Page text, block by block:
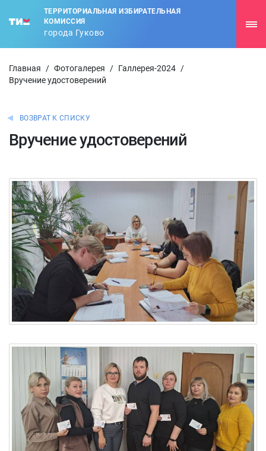
ТЕРРИТОРИАЛЬНАЯ ИЗБИРАТЕЛЬНАЯ
КОМИССИЯ
города Гуково
Главная / Фотогалерея / Галлерея-2024 /
Вручение удостоверений
ВОЗВРАТ К СПИСКУ
Вручение удостоверений